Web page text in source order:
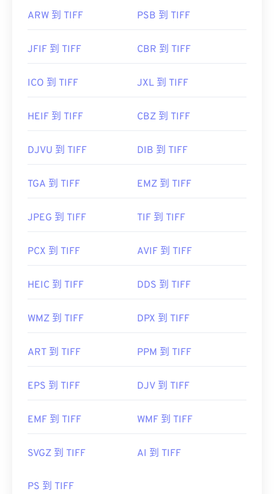
ARW 到 TIFF PSB 到 TIFF
JFIF 到 TIFF CBR 到 TIFF
ICO 到 TIFF JXL 到 TIFF
HEIF 到 TIFF CBZ 到 TIFF
DJVU 到 TIFF DIB 到 TIFF
TGA 到 TIFF EMZ 到 TIFF
JPEG 到 TIFF TIF 到 TIFF
PCX 到 TIFF AVIF 到 TIFF
HEIC 到 TIFF DDS 到 TIFF
WMZ 到 TIFF DPX 到 TIFF
ART 到 TIFF PPM 到 TIFF
EPS 到 TIFF DJV 到 TIFF
EMF 到 TIFF WMF 到 TIFF
SVGZ 到 TIFF AI 到 TIFF
PS 到 TIFF